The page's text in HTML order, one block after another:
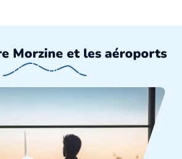
Morzine et les aéroports